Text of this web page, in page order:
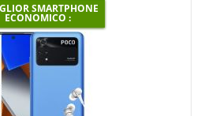
SMARTPHONE
ECONOMICO :